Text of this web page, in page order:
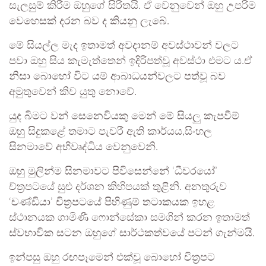
සැලසුම් කිරීම ඔහුගේ සිරිතයි. ඒ වෙනුවෙන් ඔහු උපරිම
වෙහෙසක් දරන බව ද කියනු ලැබේ.
මේ සියල්ල මැද ඉතාමත් අවදානම් අවස්ථාවන් වලට
පවා ඔහු සිය කැමැත්තෙන් ඉදිරිපත්වූ අවස්ථා එමට ය.ඒ
නිසා බොහෝ විට යම් ආබාධයන්වලට පත්වූ බව
අමුතුවෙන් කිව යුතු නොවේ.
යුද බිමට වන් සෙනෙවියකු මෙන් මේ සියලු කැපවීම්
ඔහු සිදුකළේ තමාට පැවරී ඇති කාර්යය,සිංහල
සිනමාවේ අභිවෘද්ධිය වෙනුවෙනි.
ඔහු මුලින්ම සිනමාවට පිවිසෙන්නේ ‘ධීවරයෝ’
ච්ත්‍රපටයේ සුළු දර්ශන කිහිපයක් තුළිනි. අනතුරුව
‘චණ්ඩියා’ චිත්‍රපටයේ පිහිණුම් තටාකයක ඉහළ
ස්ථානයක ගාමිණී ෆොන්සේකා සමගින් කරන ඉතාමත්
ස්වභාවික සටන ඔහුගේ සාර්ථකත්වයේ පටන් ගැන්මයි.
ඉන්පසු ඔහු රඟපෑමෙන් එක්වූ බොහෝ චිත්‍රපට